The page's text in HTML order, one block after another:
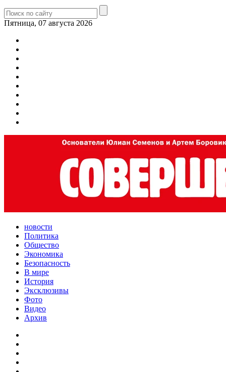
Пятница, 07 августа 2026
новости
Политика
Общество
Экономика
Безопасность
В мире
История
Эксклюзивы
Фото
Видео
Архив